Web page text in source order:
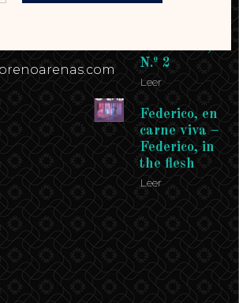
Enlaces
N.º 2
Leer
Federico, en
carne viva –
Federico, in
the flesh
Leer